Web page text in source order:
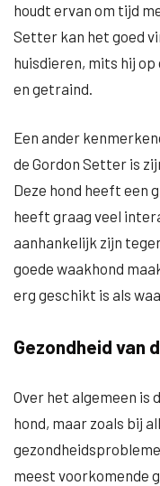
houdt ervan om tijd
Setter kan het goed
huisdieren, mits hij
en getraind.
Een ander
de Gordon Setter is
Deze hond heeft een
heeft graag veel
aanhankelijk zijn
goede waakhond
erg geschikt is als
Gezondheid van
Over het algemeen is
hond, maar zoals bij
meest voorkomende